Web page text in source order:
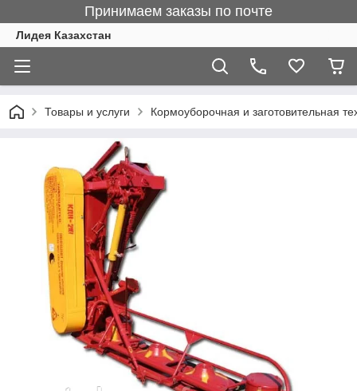
Принимаем заказы по почте
Лидея Казахстан
Товары и услуги Кормоуборочная и заготовительная